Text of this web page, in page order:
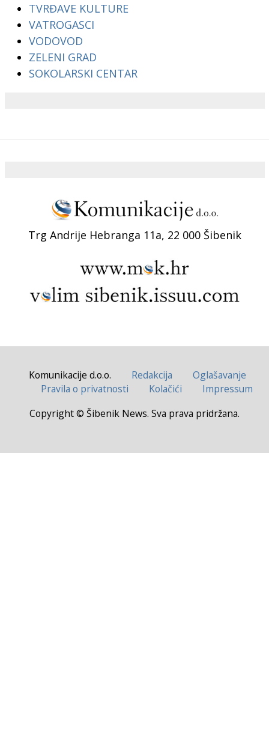
TVRĐAVE KULTURE
VATROGASCI
VODOVOD
ZELENI GRAD
SOKOLARSKI CENTAR
Trg Andrije Hebranga 11a, 22 000 Šibenik
Komunikacije d.o.o. Redakcija
Oglašavanje
Pravila o privatnosti
Kolačići
Impressum
Copyright © Šibenik News. Sva prava pridržana.